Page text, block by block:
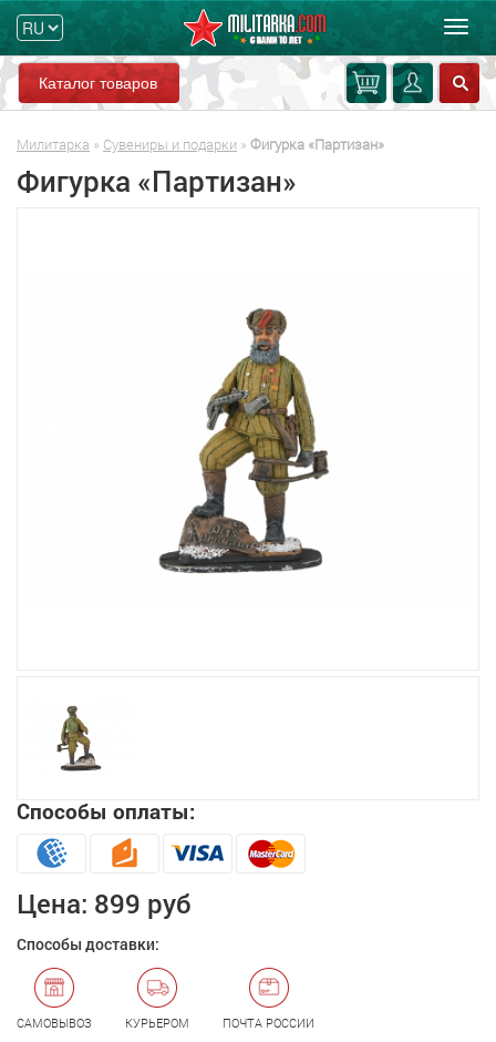
Каталог товаров
Милитарка » Сувениры и подарки » Фигурка «Партизан»
Фигурка «Партизан»
Способы оплаты:
Цена: 899 руб
Способы доставки:
САМОВЫВОЗ КУРЬЕРОМ ПОЧТА РОССИИ